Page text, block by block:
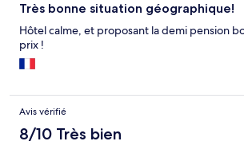
Très bonne situation géographique!
Hôtel calme, et proposant la demi pension
prix !
Avis vérifié
8/10 Très bien